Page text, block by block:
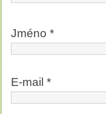
Jméno *
E-mail *